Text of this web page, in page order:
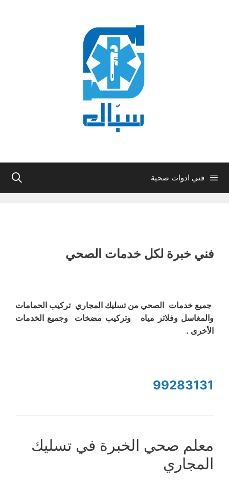
فني ادوات صحية
فني خبرة لكل خدمات الصحي
جميع خدمات الصحي من تسليك المجاري تركيب الحمامات
والمغاسل وفلاتر مياه وتركيب مضخات وجميع الخدمات
الأخرى .
99283131
معلم صحي الخبرة في تسليك
المجاري